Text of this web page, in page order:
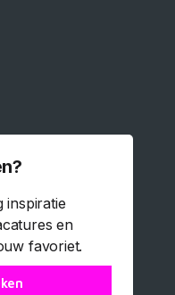
inspiratie
en
favoriet.